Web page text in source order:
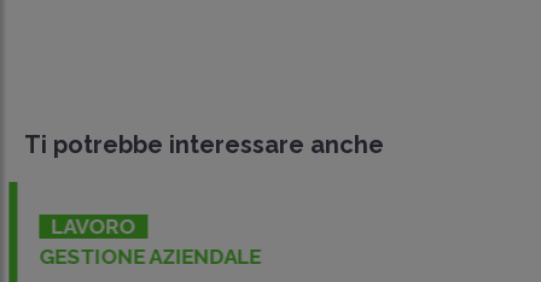
Ti potrebbe interessare anche
LAVORO
GESTIONE AZIENDALE